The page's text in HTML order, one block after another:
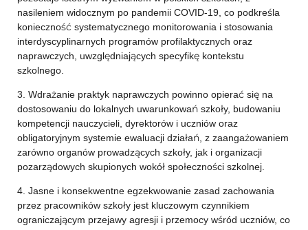
nasileniem widocznym po pandemii COVID-19, co podkreśla
konieczność systematycznego monitorowania i stosowania
interdyscyplinarnych programów profilaktycznych oraz
naprawczych, uwzględniających specyfikę kontekstu
szkolnego.
3. Wdrażanie praktyk naprawczych powinno opierać się na
dostosowaniu do lokalnych uwarunkowań szkoły, budowaniu
kompetencji nauczycieli, dyrektorów i uczniów oraz
obligatoryjnym systemie ewaluacji działań, z zaangażowaniem
zarówno organów prowadzących szkoły, jak i organizacji
pozarządowych skupionych wokół społeczności szkolnej.
4. Jasne i konsekwentne egzekwowanie zasad zachowania
przez pracowników szkoły jest kluczowym czynnikiem
ograniczającym przejawy agresji i przemocy wśród uczniów, co